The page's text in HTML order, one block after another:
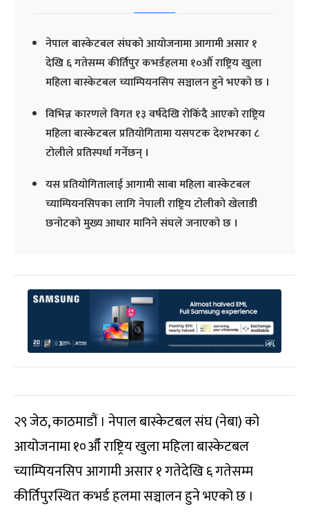
नेपाल बास्केटबल संघको आयोजनामा आगामी असार १
देखि ६ गतेसम्म कीर्तिपुर कभर्डहलमा १०औँ राष्ट्रिय खुला
महिला बास्केटबल च्याम्पियनसिप सञ्चालन हुने भएको छ ।
विभिन्न कारणले विगत १३ वर्षदेखि रोकिँदै आएको राष्ट्रिय
महिला बास्केटबल प्रतियोगितामा यसपटक देशभरका ८
टोलीले प्रतिस्पर्धा गर्नेछन् ।
यस प्रतियोगितालाई आगामी साबा महिला बास्केटबल
च्याम्पियनसिपका लागि नेपाली राष्ट्रिय टोलीको खेलाडी
छनोटको मुख्य आधार मानिने संघले जनाएको छ ।
२९ जेठ, काठमाडौं । नेपाल बास्केटबल संघ (नेबा) को
आयोजनामा १०औँ राष्ट्रिय खुला महिला बास्केटबल
च्याम्पियनसिप आगामी असार १ गतेदेखि ६ गतेसम्म
कीर्तिपुरस्थित कभर्ड हलमा सञ्चालन हुने भएको छ ।